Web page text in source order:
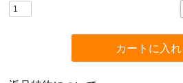
カートに入れ